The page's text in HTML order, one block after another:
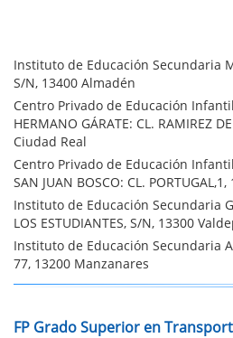
Instituto de Educación Secundaria
S/N, 13400 Almadén
Centro Privado de Educación
HERMANO GÁRATE: CL. RAMIREZ
Ciudad Real
Centro Privado de Educación
SAN JUAN BOSCO: CL.
Instituto de Educación Secundaria
LOS ESTUDIANTES, S/N, 13300
Instituto de Educación Secundaria
77, 13200 Manzanares
FP Grado Superior en